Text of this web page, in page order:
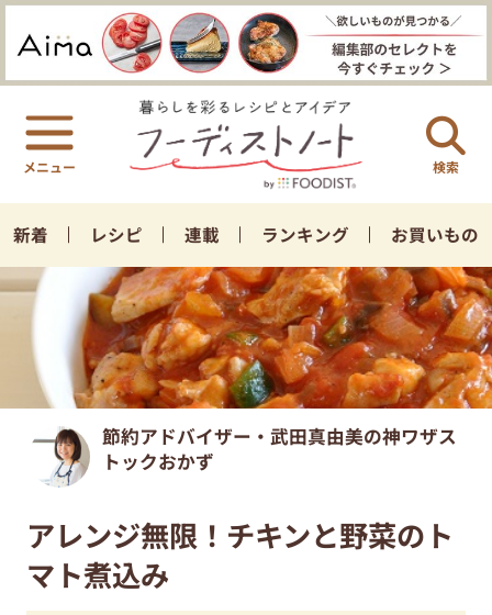
検索
新着 レシピ 連載 ランキング お買いもの
節約アドバイザー・武田真由美の神ワザス
トックおかず
アレンジ無限！チキンと野菜のト
マト煮込み